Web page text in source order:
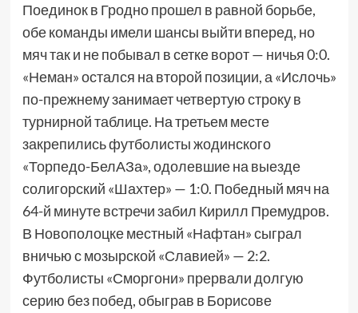
Поединок в Гродно прошел в равной борьбе,
обе команды имели шансы выйти вперед, но
мяч так и не побывал в сетке ворот — ничья 0:0.
«Неман» остался на второй позиции, а «Ислочь»
по-прежнему занимает четвертую строку в
турнирной таблице. На третьем месте
закрепились футболисты жодинского
«Торпедо-БелАЗа», одолевшие на выезде
солигорский «Шахтер» — 1:0. Победный мяч на
64-й минуте встречи забил Кирилл Премудров.
В Новополоцке местный «Нафтан» сыграл
вничью с мозырской «Славией» — 2:2.
Футболисты «Сморгони» прервали долгую
серию без побед, обыграв в Борисове